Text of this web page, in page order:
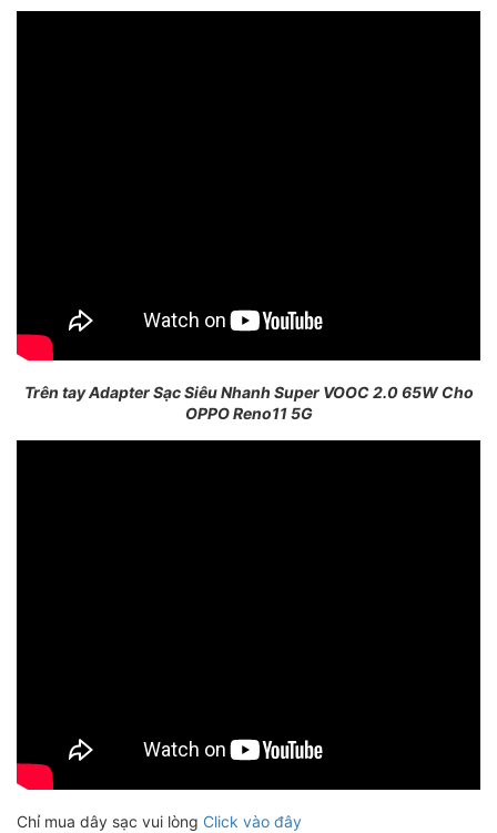
Trên tay Adapter Sạc Siêu Nhanh Super VOOC 2.0 65W Cho
OPPO Reno11 5G
Chỉ mua dây sạc vui lòng Click vào đây